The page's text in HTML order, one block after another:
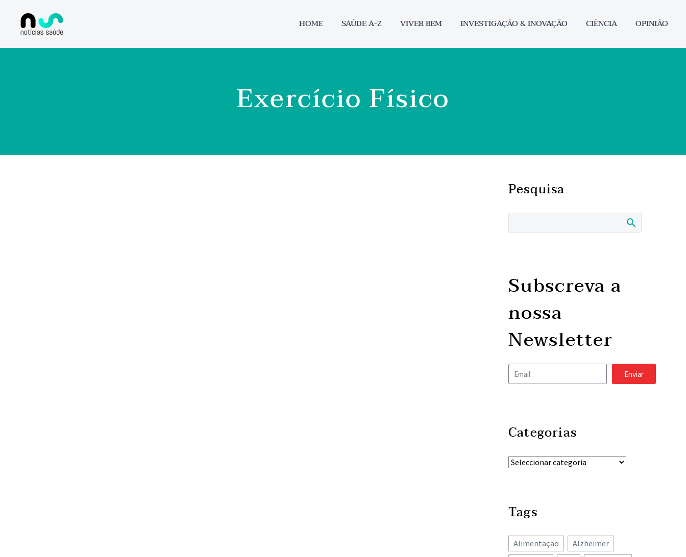
HOME SAÚDE A-Z VIVER BEM INVESTIGAÇÃO & INOVAÇÃO CIÊNCIA OPINIÃO
Exercício Físico
Pesquisa
Subscreva a
nossa
Newsletter
Enviar
Categorias
Tags
Alimentação
Alzheimer